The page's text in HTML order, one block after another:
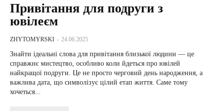
Привітання для подруги з
ювілеєм
ZHYTOMYRSKI - 24.06.2025
Знайти ідеальні слова для привітання близької людини — це
справжнє мистецтво, особливо коли йдеться про ювілей
найкращої подруги. Це не просто черговий день народження, а
важлива дата, що символізує цілий етап життя. Саме тому
хочеться...